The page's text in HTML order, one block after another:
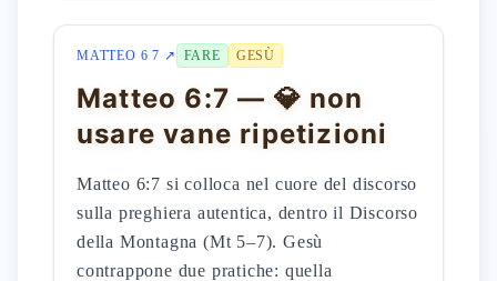
MATTEO 6 7 ↗ FARE GESÙ
Matteo 6:7 — 💎 non
usare vane ripetizioni
Matteo 6:7 si colloca nel cuore del discorso
sulla preghiera autentica, dentro il Discorso
della Montagna (Mt 5–7). Gesù
contrappone due pratiche: quella